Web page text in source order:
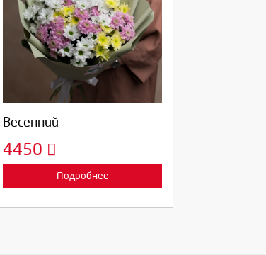
Весенний
4450
Подробнее
Выберите количество:
Продолжить Отмена